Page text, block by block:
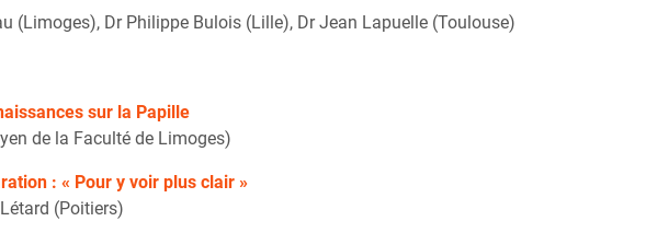
(Limoges), Dr Philippe Bulois (Lille), Dr Jean Lapuelle (Toulouse)
sur la Papille
de la Faculté de Limoges)
: « Pour y voir plus clair »
(Poitiers)